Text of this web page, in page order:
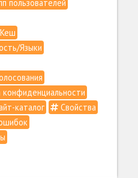
пользователей
Языки
конфиденциальности
каталог
Свойства